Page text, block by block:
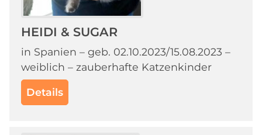
HEIDI & SUGAR
in Spanien – geb. 02.10.2023/15.08.2023 –
weiblich – zauberhafte Katzenkinder
Details